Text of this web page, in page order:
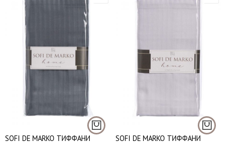
SOFI DE MARKO ТИФФАНИ
50*70 - 1 шт.
70*70 - 1 шт.
SOFI DE MARKO ТИФФАНИ
70*70 - 1 шт.